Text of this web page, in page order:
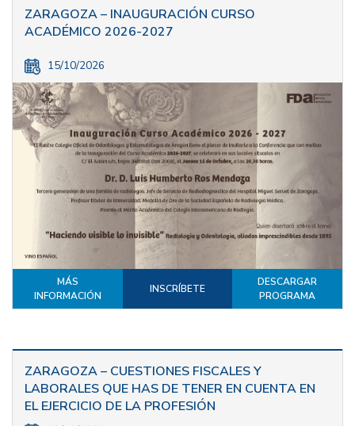
ZARAGOZA – INAUGURACIÓN CURSO
ACADÉMICO 2026-2027
15/10/2026
MÁS
INFORMACIÓN
INSCRÍBETE
DESCARGAR
PROGRAMA
ZARAGOZA – CUESTIONES FISCALES Y
LABORALES QUE HAS DE TENER EN CUENTA EN
EL EJERCICIO DE LA PROFESIÓN